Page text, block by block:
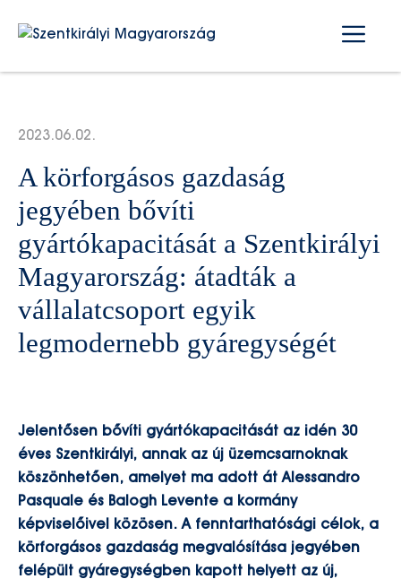
A körforgásos gazdaság
jegyében bővíti
gyártókapacitását a Szentkirályi
Magyarország: átadták a
vállalatcsoport egyik
legmodernebb gyáregységét
2023.06.02.
Jelentősen bővíti gyártókapacitását az idén 30
éves Szentkirályi, annak az új üzemcsarnoknak
köszönhetően, amelyet ma adott át Alessandro
Pasquale és Balogh Levente a kormány
képviselőivel közösen. A fenntarthatósági célok, a
körforgásos gazdaság megvalósítása jegyében
felépült gyáregységben kapott helyett az új,